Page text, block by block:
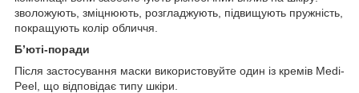
зволожують, зміцнюють, розгладжують, підвищують пружність,
покращують колір обличчя.
Б’юті-поради
Після застосування маски використовуйте один із кремів Medi-
Peel, що відповідає типу шкіри.